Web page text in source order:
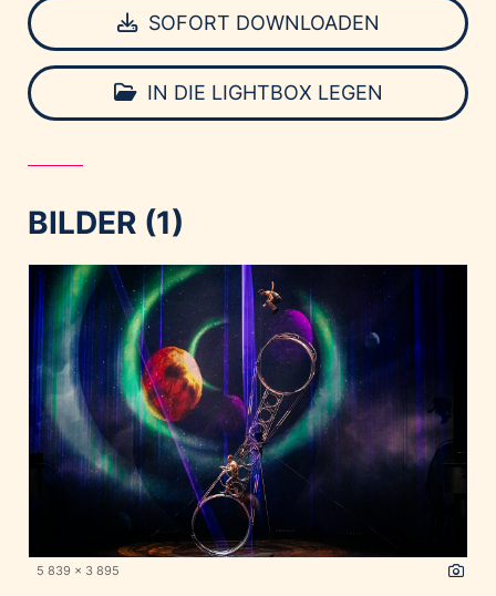
SOFORT DOWNLOADEN
IN DIE LIGHTBOX LEGEN
BILDER (1)
5 839 x 3 895